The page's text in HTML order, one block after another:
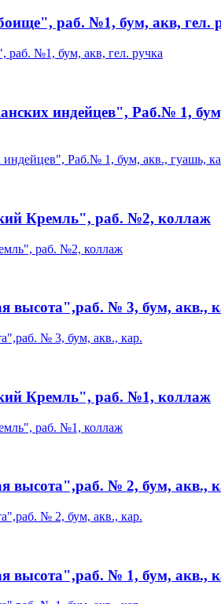
раб. №1, бум, акв, гел.
индейцев", Раб.№ 1,
Кремль", раб. №2, коллаж
высота",раб. № 3, бум, акв.,
Кремль", раб. №1, коллаж
высота",раб. № 2, бум, акв.,
высота",раб. № 1, бум, акв.,